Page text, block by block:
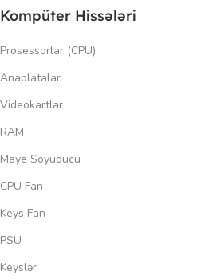
Kompüter Hissələri
Prosessorlar (CPU)
Anaplatalar
Videokartlar
RAM
Maye Soyuducu
CPU Fan
Keys Fan
PSU
Keyslər